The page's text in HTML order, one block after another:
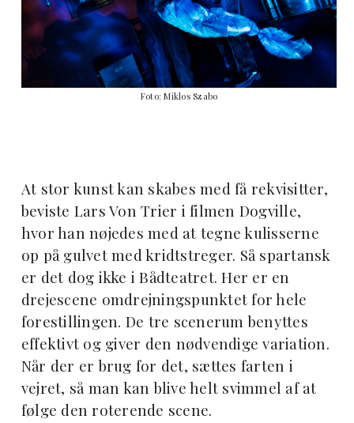
Foto: Miklos Szabo
At stor kunst kan skabes med få rekvisitter,
beviste Lars Von Trier i filmen Dogville,
hvor han nøjedes med at tegne kulisserne
op på gulvet med kridtstreger. Så spartansk
er det dog ikke i Bådteatret. Her er en
drejescene omdrejningspunktet for hele
forestillingen. De tre scenerum benyttes
effektivt og giver den nødvendige variation.
Når der er brug for det, sættes farten i
vejret, så man kan blive helt svimmel af at
følge den roterende scene.